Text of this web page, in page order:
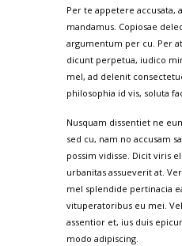
Per te appetere accusata,
mandamus. Copiosae
argumentum per cu. Per
dicunt perpetua, iudico
mel, ad delenit
philosophia id vis, soluta
Nusquam dissentiet ne
sed cu, nam no accusam
possim vidisse. Dicit viris
urbanitas assueverit at.
mel splendide pertinacia
vituperatoribus eu mei.
assentior et, ius duis
modo adipiscing.